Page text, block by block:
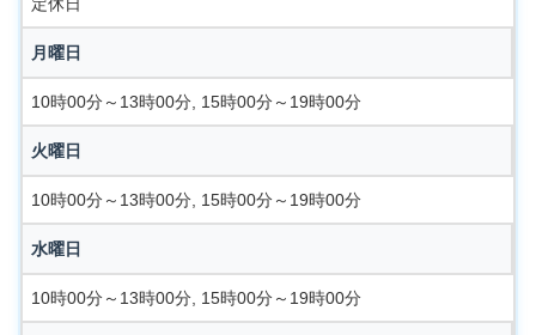
月曜日
10時00分～13時00分, 15時00分～19時00分
火曜日
10時00分～13時00分, 15時00分～19時00分
水曜日
10時00分～13時00分, 15時00分～19時00分